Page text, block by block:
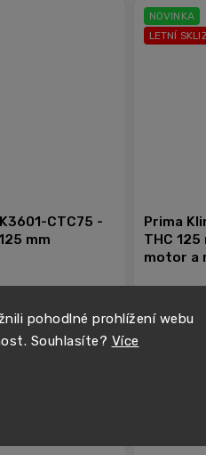
pohodlné prohlížení webu
Souhlasíte? Více
CTC75 -
mm
Do košíku
NOVINKA
LETNÍ
Prima
THC
motor a